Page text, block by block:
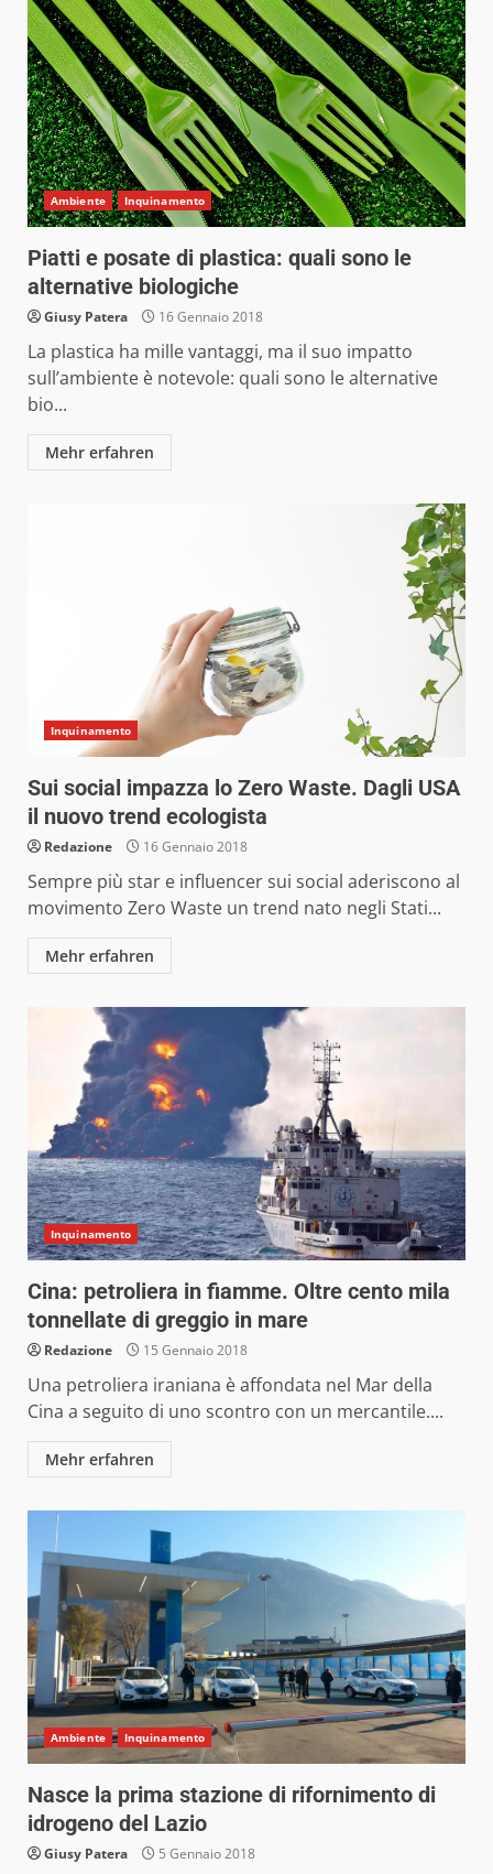
Ambiente Inquinamento
Piatti e posate di plastica: quali sono le
alternative biologiche
Giusy Patera 16 Gennaio 2018
La plastica ha mille vantaggi, ma il suo impatto
sull’ambiente è notevole: quali sono le alternative
bio...
Mehr erfahren
Inquinamento
Sui social impazza lo Zero Waste. Dagli USA
il nuovo trend ecologista
Redazione 16 Gennaio 2018
Sempre più star e influencer sui social aderiscono al
movimento Zero Waste un trend nato negli Stati...
Mehr erfahren
Inquinamento
Cina: petroliera in fiamme. Oltre cento mila
tonnellate di greggio in mare
Redazione 15 Gennaio 2018
Una petroliera iraniana è affondata nel Mar della
Cina a seguito di uno scontro con un mercantile....
Mehr erfahren
Ambiente Inquinamento
Nasce la prima stazione di rifornimento di
idrogeno del Lazio
Giusy Patera 5 Gennaio 2018